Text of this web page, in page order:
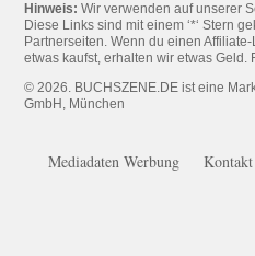
Hinweis: Wir verwenden auf unserer
Diese Links sind mit einem ‘*‘ Stern
Partnerseiten. Wenn du einen
etwas kaufst, erhalten wir etwas Geld.
© 2026. BUCHSZENE.DE ist eine
GmbH, München
Mediadaten Werbung Kontakt